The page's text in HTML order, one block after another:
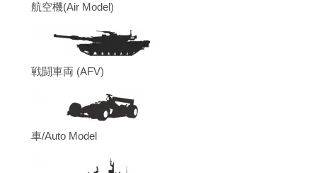
航空機(Air Model)
戦闘車両 (AFV)
車/Auto Model